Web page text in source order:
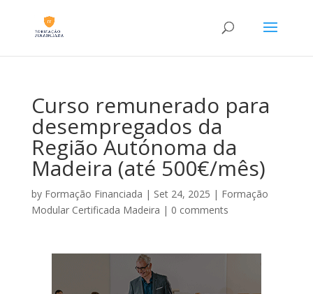
Curso remunerado para
desempregados da
Região Autónoma da
Madeira (até 500€/mês)
by Formação Financiada | Set 24, 2025 | Formação
Modular Certificada Madeira | 0 comments